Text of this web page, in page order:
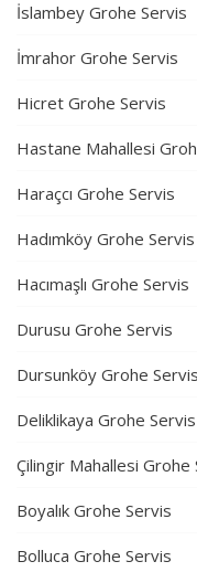
İslambey Grohe Servis
İmrahor Grohe Servis
Hicret Grohe Servis
Hastane Mahallesi
Haraçcı Grohe Servis
Hadımköy Grohe Servis
Hacımaşlı Grohe Servis
Durusu Grohe Servis
Dursunköy Grohe Servis
Deliklikaya Grohe Servis
Çilingir Mahallesi Grohe
Boyalık Grohe Servis
Bolluca Grohe Servis